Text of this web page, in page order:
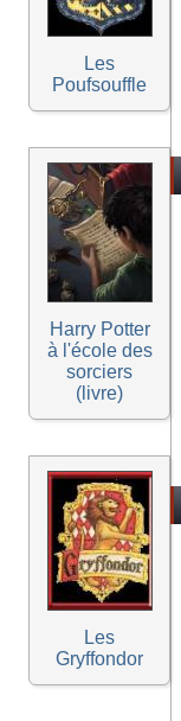
Les
Poufsouffle
Harry Potter
à l'école des
sorciers
(livre)
Les
Gryffondor